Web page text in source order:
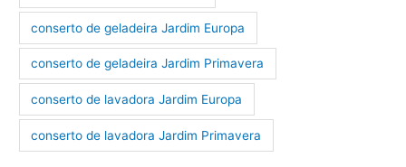
conserto de geladeira Jardim Europa
conserto de geladeira Jardim Primavera
conserto de lavadora Jardim Europa
conserto de lavadora Jardim Primavera